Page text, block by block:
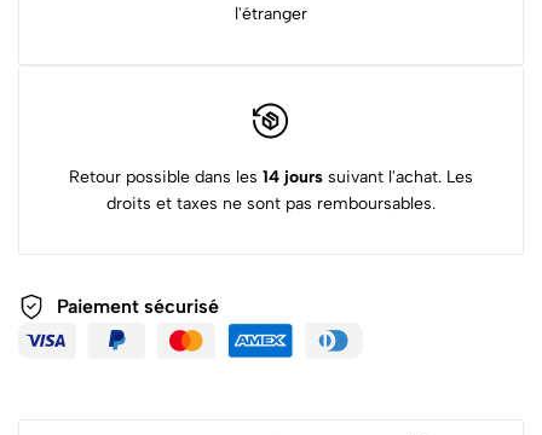
l'étranger
Retour possible dans les 14 jours suivant l'achat. Les
droits et taxes ne sont pas remboursables.
Paiement sécurisé